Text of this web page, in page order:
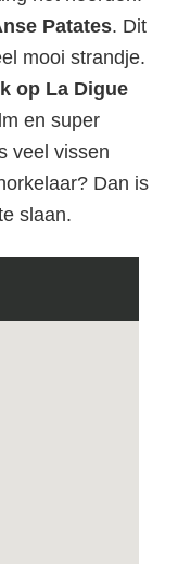
Patates. Dit
mooi strandje.
op La Digue
en super
veel vissen
Dan is
slaan.